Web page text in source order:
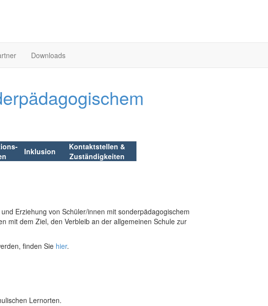
Downloads
Inklusion Kontaktstellen &
Zuständigkeiten
Erziehung von Schüler/innen mit sonderpädagogischem
mit dem Ziel, den Verbleib an der allgemeinen Schule zur
finden Sie hier.
Lernorten.